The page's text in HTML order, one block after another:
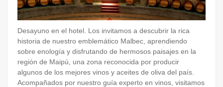
Desayuno en el hotel. Los invitamos a descubrir la rica
historia de nuestro emblemático Malbec, aprendiendo
sobre enología y disfrutando de hermosos paisajes en la
región de Maipú, una zona reconocida por producir
algunos de los mejores vinos y aceites de oliva del país.
Acompañados por nuestro guía experto en vinos, visitamos